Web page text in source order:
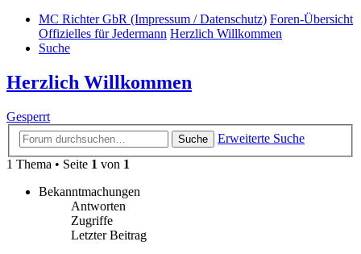
MC Richter GbR (Impressum / Datenschutz) Foren-Übersicht
Offizielles für Jedermann Herzlich Willkommen
Suche
Herzlich Willkommen
Gesperrt
Suche
Erweiterte Suche
1 Thema • Seite 1 von 1
Bekanntmachungen
Antworten
Zugriffe
Letzter Beitrag